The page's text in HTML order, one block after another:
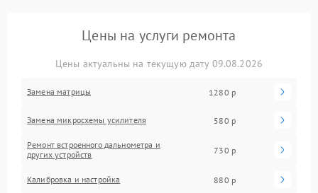
Цены на услуги ремонта
Цены актуальны на текущую дату 09.08.2026
Замена матрицы 1280 р
Замена микросхемы усилителя 580 р
Ремонт встроенного дальнометра и
других устройств
730 р
Калибровка и настройка 880 р